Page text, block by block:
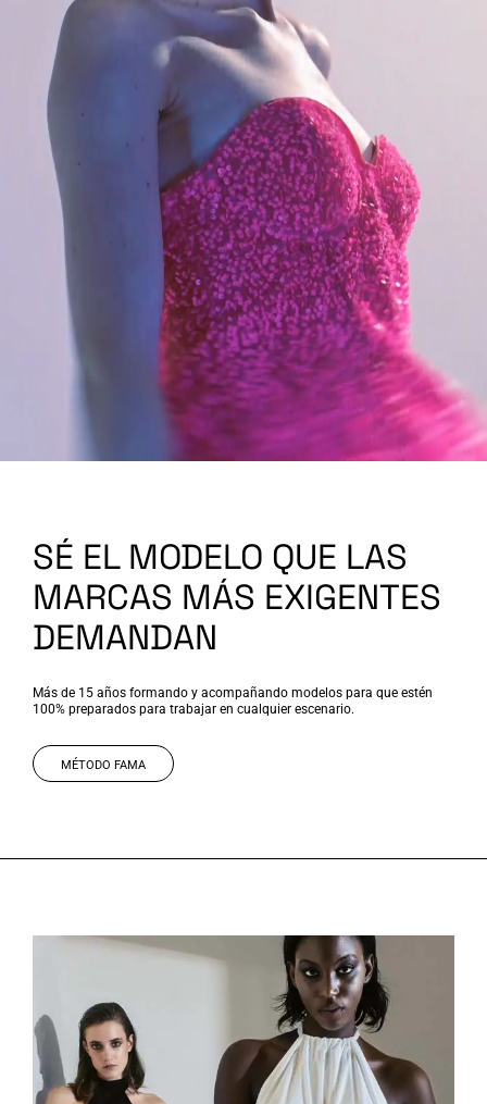
SÉ EL MODELO QUE LAS
MARCAS MÁS EXIGENTES
DEMANDAN
Más de 15 años formando y acompañando modelos para que estén
100% preparados para trabajar en cualquier escenario.
MÉTODO FAMA